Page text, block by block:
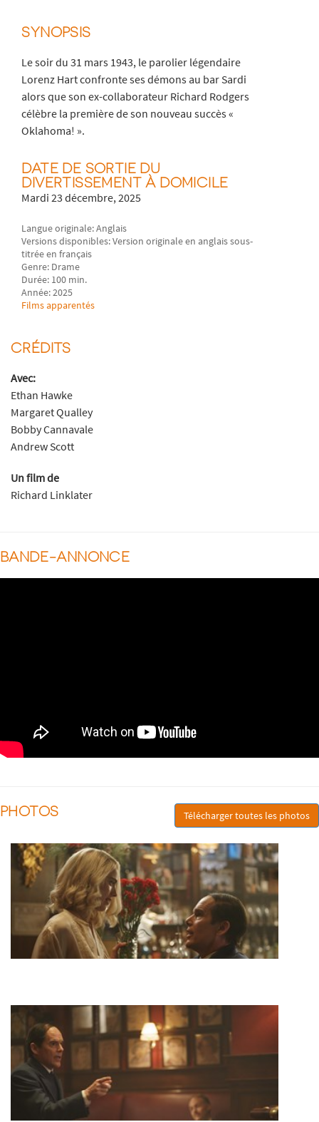
SYNOPSIS
Le soir du 31 mars 1943, le parolier légendaire
Lorenz Hart confronte ses démons au bar Sardi
alors que son ex-collaborateur Richard Rodgers
célèbre la première de son nouveau succès «
Oklahoma! ».
DATE DE SORTIE DU
DIVERTISSEMENT À DOMICILE
Mardi 23 décembre, 2025
Langue originale: Anglais
Versions disponibles: Version originale en anglais sous-
titrée en français
Genre: Drame
Durée: 100 min.
Année: 2025
Films apparentés
CRÉDITS
Avec:
Ethan Hawke
Margaret Qualley
Bobby Cannavale
Andrew Scott
Un film de
Richard Linklater
BANDE-ANNONCE
PHOTOS Télécharger toutes les photos